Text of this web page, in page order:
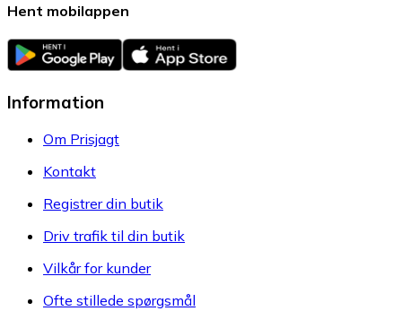
Hent mobilappen
Information
Om Prisjagt
Kontakt
Registrer din butik
Driv trafik til din butik
Vilkår for kunder
Ofte stillede spørgsmål